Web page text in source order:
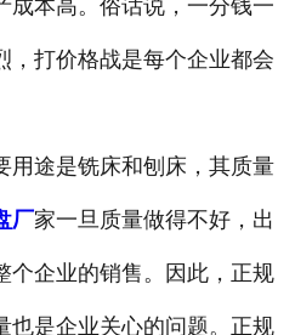
成本高。俗话说，一分钱一
，打价格战是每个企业都会
途是铣床和刨床，其质量
厂家一旦质量做得不好，出
个企业的销售。因此，正规
也是企业关心的问题。正规